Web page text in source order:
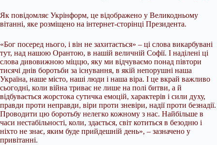
Як повідомляє Укрінформ, це відображено у Великодньому
вітанні, яке розміщено на інтернет-сторінці Президента.
«Бог посеред нього, і він не захитається» – ці слова викарбувані
тут, над нашою Орантою, в нашій величній Софії. І наділені ці
слова дивовижною міццю, яку ми відчуваємо понад півтори
тисячі днів боротьби за існування, в якій непорушні наша
Україна, наше місто, наші люди і наша віра. І це вкрай важливо
сьогодні, коли війна триває не лише на полі битви, а й
відбувається жорстока сутичка емоцій, характерів і сили духу,
правди проти неправди, віри проти зневіри, надії проти безнадії.
Проводити цю боротьбу нелегко кожному з нас. Найбільше в
часи нестабільності, коли, здається, світ котиться в безодню і
ніхто не знає, яким буде прийдешній день», – зазначено у
привітанні.